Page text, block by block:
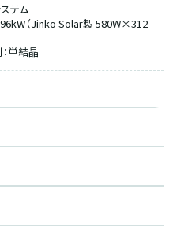
テム
（Jinko Solar製 580W×312
単結晶